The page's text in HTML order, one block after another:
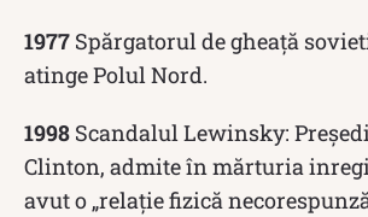
1977 Spărgatorul de gheaţă
atinge Polul Nord.
1998 Scandalul Lewinsky:
Clinton, admite în mărturia
avut o „relație fizică